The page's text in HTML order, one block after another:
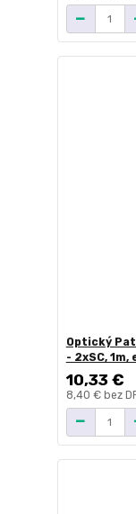
Optický
- 2xSC, 1m,
10,33 €
8,40 € bez